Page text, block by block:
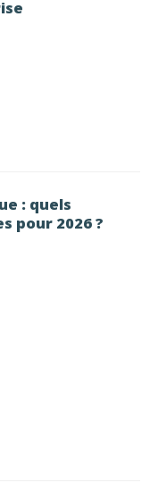
: quels
pour 2026 ?